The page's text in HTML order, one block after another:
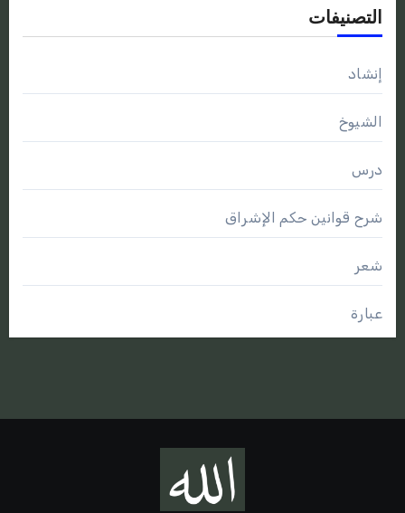
التصنيفات
إنشاد
الشيوخ
درس
شرح قوانين حكم الإشراق
شعر
عبارة